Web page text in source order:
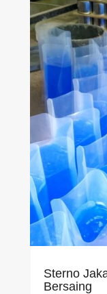
Sterno
Bersaing